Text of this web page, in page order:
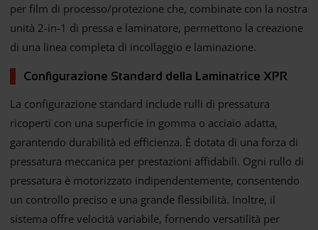
per film di processo/protezione che, combinate con la nostra
unità 2-in-1 di pressa e laminatore, permettono la creazione
di una linea completa di incollaggio e laminazione.
Configurazione Standard della Laminatrice XPR
La configurazione standard include rulli di pressatura
ricoperti con una superficie in gomma o acciaio adatta,
garantendo durabilità ed efficienza. È dotata di una forza di
pressatura meccanica per prestazioni affidabili. Ogni rullo di
pressatura è motorizzato indipendentemente, consentendo
un controllo preciso e una grande flessibilità. Inoltre, il
sistema offre velocità variabile, fornendo versatilità per